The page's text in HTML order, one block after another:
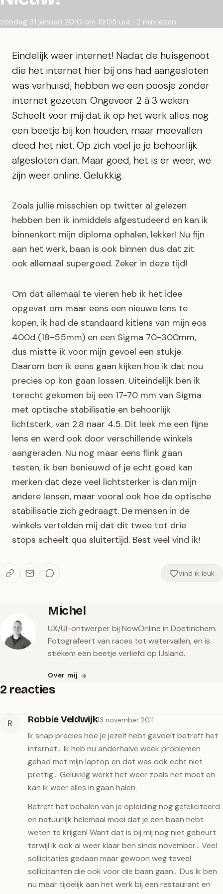
zondag 31 januari 2010 om 19:05 uur · 2 min lezen
Eindelijk weer internet! Nadat de huisgenoot
die het internet hier bij ons had aangesloten
was verhuisd, hebben we een poosje zonder
internet gezeten. Ongeveer 2 á 3 weken.
Scheelt voor mij dat ik op het werk alles nog
een beetje bij kon houden, maar meevallen
deed het niet. Op zich voel je je behoorlijk
afgesloten dan. Maar goed, het is er weer, we
zijn weer online. Gelukkig.
Zoals jullie misschien op twitter al gelezen
hebben ben ik inmiddels afgestudeerd en kan ik
binnenkort mijn diploma ophalen, lekker! Nu fijn
aan het werk, baan is ook binnen dus dat zit
ook allemaal supergoed. Zeker in deze tijd!
Om dat allemaal te vieren heb ik het idee
opgevat om maar eens een nieuwe lens te
kopen, ik had de standaard kitlens van mijn eos
400d (18-55mm) en een Sigma 70-300mm,
dus mistte ik voor mijn gevoel een stukje.
Daarom ben ik eens gaan kijken hoe ik dat nou
precies op kon gaan lossen. Uiteindelijk ben ik
terecht gekomen bij een 17-70 mm van Sigma
met optische stabilisatie en behoorlijk
lichtsterk, van 2.8 naar 4.5. Dit leek me een fijne
lens en werd ook door verschillende winkels
aangeraden. Nu nog maar eens flink gaan
testen, ik ben benieuwd of je echt goed kan
merken dat deze veel lichtsterker is dan mijn
andere lensen, maar vooral ook hoe de optische
stabilisatie zich gedraagt. De mensen in de
winkels vertelden mij dat dit twee tot drie
stops scheelt qua sluitertijd. Best veel vind ik!
Vind ik leuk
Michel
UX/UI-ontwerper bij NowOnline in Doetinchem.
Fotografeert van races tot watervallen, en is
stiekem een beetje verliefd op IJsland.
Over mij
2 reacties
R Robbie Veldwijk13 november 2011
Ik snap precies hoe je jezelf hebt gevoelt betreft het
internet… Ik heb nu anderhalve week problemen
gehad met mijn laptop en dat was ook echt niet
prettig… Gelukkig werkt het weer zoals het moet en
kan ik weer alles in gaan halen.
Betreft het behalen van je opleiding nog gefeliciteerd
en natuurlijk helemaal mooi dat je een baan hebt
weten te krijgen! Want dat is bij mij nog niet gebeurt
terwijl ik ook al weer klaar ben sinds november… Veel
sollicitaties gedaan maar gewoon weg teveel
sollicitanten die ook voor die baan gaan… Dus ik ben
nu maar tijdelijk aan het werk bij een restaurant en